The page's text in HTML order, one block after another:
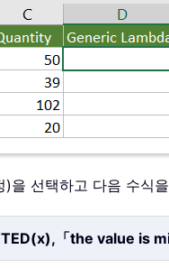
을 선택하고 다음 수식
「the value is